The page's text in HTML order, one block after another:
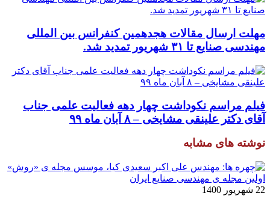
مهلت ارسال مقالات هجدهمین کنفرانس بین المللی
مهندسی صنایع تا ۳۱ شهریور تمدید شد.
فیلم مراسم نکوداشت چهار دهه فعالیت علمی جناب
آقای دکتر علینقی مشایخی – ۸ آبان ماه ۹۹
نوشته های مشابه
22 شهریور 1400